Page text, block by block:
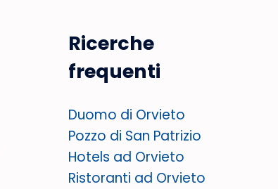
Ricerche
frequenti
Duomo di Orvieto
Pozzo di San Patrizio
Hotels ad Orvieto
Ristoranti ad Orvieto